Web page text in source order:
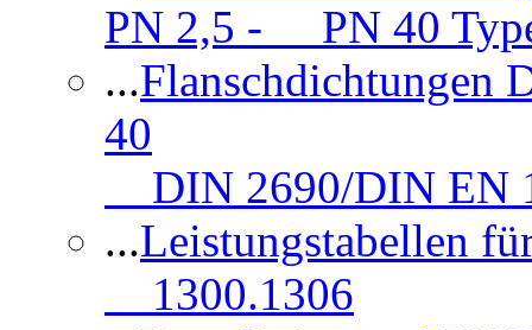
PN 2,5 - PN 40
...
40
DIN 2690/DIN EN
...Leistungstabellen
1300.1306